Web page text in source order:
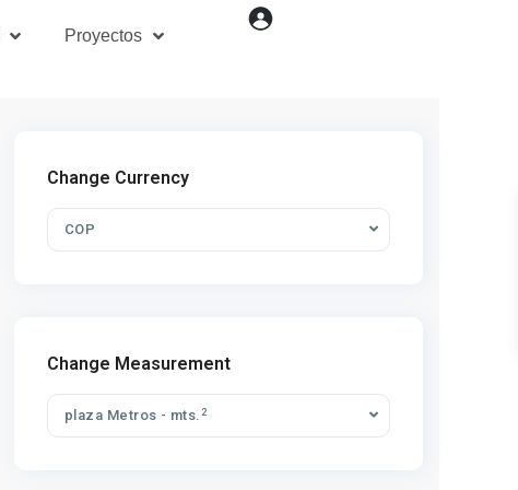
Proyectos
Change Currency
COP
Change Measurement
plaza Metros - mts. 2